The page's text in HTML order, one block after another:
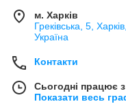
м. Харків
Греківська, 5,
Україна
Контакти
Сьогодні працює
Показати весь